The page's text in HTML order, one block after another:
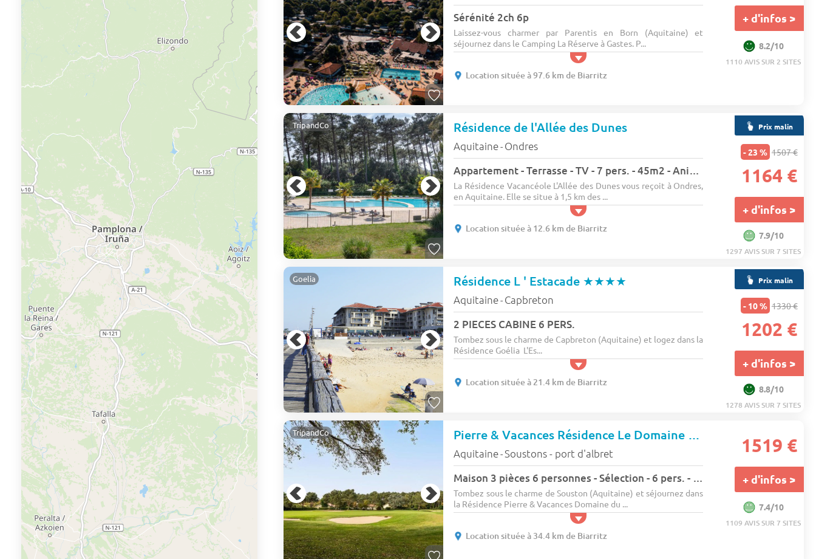
Sérénité 2ch 6p
Laissez-vous charmer par Parentis en Born (Aquitaine) et
séjournez dans le Camping La Réserve à Gastes. P...
Location située à 97.6 km de Biarritz
+ d'infos >
8.2/10
1110 AVIS SUR 2 SITES
TripandCo Résidence de l'Allée des Dunes
Aquitaine- Ondres
Appartement - Terrasse - TV - 7 pers. - 45m2 - Animaux admis
La Résidence Vacancéole L'Allée des Dunes vous reçoit à Ondres,
en Aquitaine. Elle se situe à 1,5 km des ...
Location située à 12.6 km de Biarritz
Prix malin
- 23 % 1507 €
1164 €
+ d'infos >
7.9/10
1297 AVIS SUR 7 SITES
Goelia Résidence L ' Estacade ★★★★
Aquitaine- Capbreton
2 PIECES CABINE 6 PERS.
Tombez sous le charme de Capbreton (Aquitaine) et logez dans la
Résidence Goélia L'Es...
Location située à 21.4 km de Biarritz
Prix malin
- 10 % 1330 €
1202 €
+ d'infos >
8.8/10
1278 AVIS SUR 7 SITES
TripandCo Pierre & Vacances Résidence Le Domaine du Golf de Pinsolle
Aquitaine-Soustons - port d'albret
Maison 3 pièces 6 personnes - Sélection - 6 pers. - 45m2 - TV
Tombez sous le charme de Souston (Aquitaine) et séjournez dans
la Résidence Pierre & Vacances Domaine du ...
Location située à 34.4 km de Biarritz
1519 €
+ d'infos >
7.4/10
1109 AVIS SUR 7 SITES